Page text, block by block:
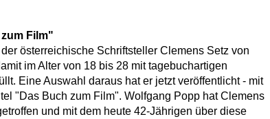
Film"
österreichische Schriftsteller Clemens Setz von
im Alter von 18 bis 28 mit tagebuchartigen
Eine Auswahl daraus hat er jetzt veröffentlicht - mit
"Das Buch zum Film". Wolfgang Popp hat Clemens
und mit dem heute 42-Jährigen über diese